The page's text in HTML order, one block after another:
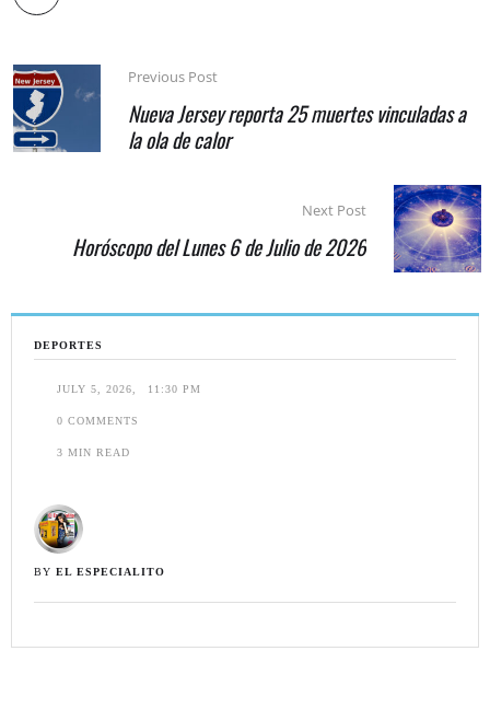
DEPORTES
JULY 5, 2026 11:30 PM
0 COMMENTS
3 MIN READ
BY EL ESPECIALITO
Previous Post
Nueva Jersey reporta 25 muertes vinculadas a
la ola de calor
Next Post
Horóscopo del Lunes 6 de Julio de 2026